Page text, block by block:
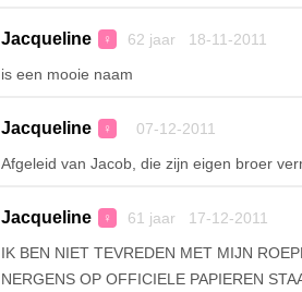
Jacqueline ♀ 62 jaar 18-11-2011
is een mooie naam
Jacqueline ♀ 07-12-2011
Afgeleid van Jacob, die zijn eigen broer
Jacqueline ♀ 61 jaar 17-12-2011
IK BEN NIET TEVREDEN MET MIJN
NERGENS OP OFFICIELE PAPIEREN